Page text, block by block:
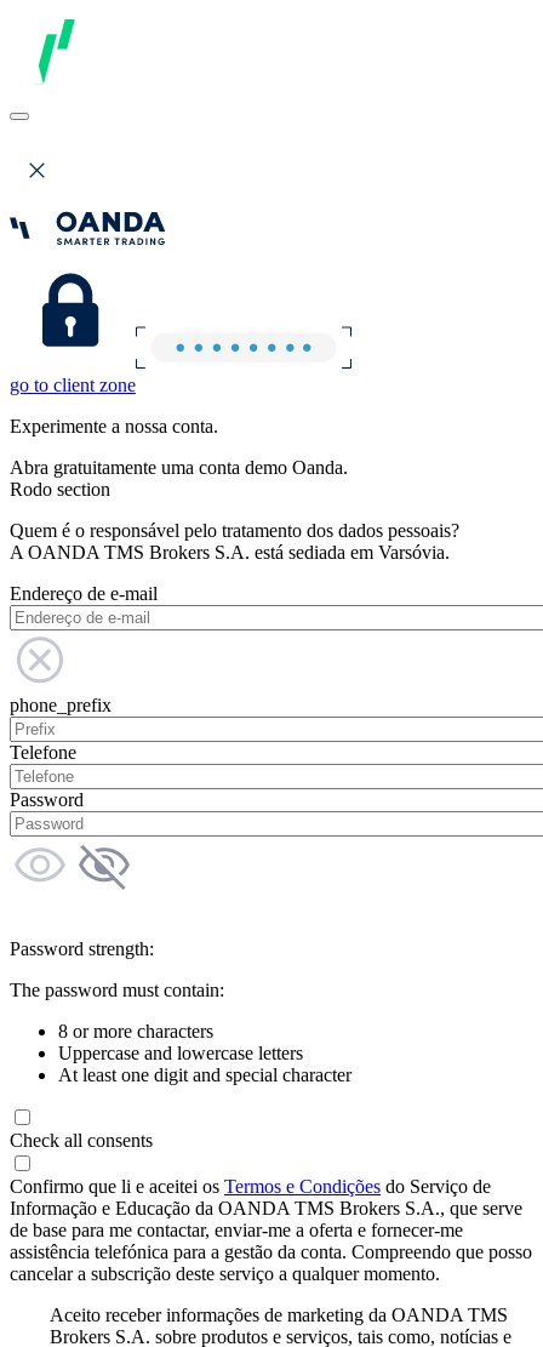
go to client zone
Experimente a nossa conta.
Abra gratuitamente uma conta demo Oanda.
Rodo section
Quem é o responsável pelo tratamento dos dados pessoais?
A OANDA TMS Brokers S.A. está sediada em Varsóvia.
Endereço de e-mail
phone_prefix
Telefone
Password
Password strength:
The password must contain:
8 or more characters
Uppercase and lowercase letters
At least one digit and special character
Check all consents
Confirmo que li e aceitei os Termos e Condições do Serviço de
Informação e Educação da OANDA TMS Brokers S.A., que serve
de base para me contactar, enviar-me a oferta e fornecer-me
assistência telefónica para a gestão da conta. Compreendo que posso
cancelar a subscrição deste serviço a qualquer momento.
Aceito receber informações de marketing da OANDA TMS
Brokers S.A. sobre produtos e serviços, tais como, notícias e